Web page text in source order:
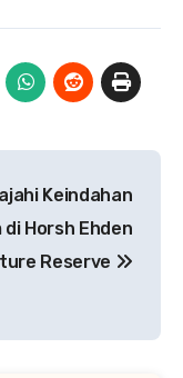
Keindahan
di Horsh Ehden
Reserve